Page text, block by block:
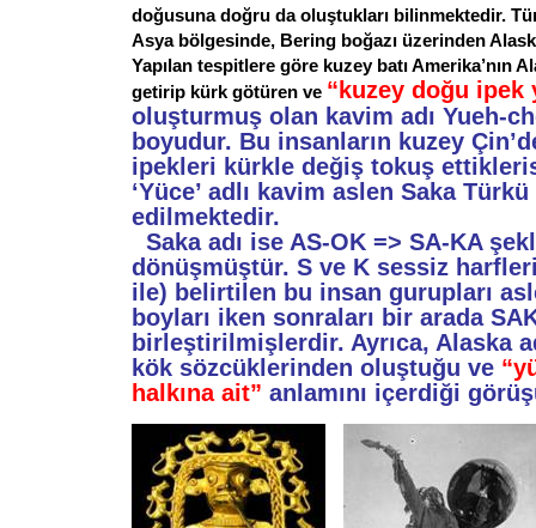
doğusuna doğru da oluştukları bilinmektedir.
Asya bölgesinde, Bering boğazı üzerinden
Yapılan tespitlere göre kuzey batı Amerika’nın
getirip kürk götüren ve “kuzey doğu ipek
oluşturmuş olan kavim adı Yueh-
boyudur. Bu insanların kuzey
ipekleri kürkle değiş tokuş
‘Yüce’ adlı kavim aslen Saka
edilmektedir.
Saka adı ise AS-OK => SA-KA
dönüşmüştür. S ve K sessiz
ile) belirtilen bu insan gurupları
boyları iken sonraları bir arada
birleştirilmişlerdir. Ayrıca, Alaska
kök sözcüklerinden oluştuğu ve
halkına ait” anlamını içerdiği